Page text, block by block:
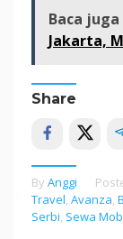
Baca juga
Jakarta,
Share
By Anggi
Travel, Avanza,
Serbi, Sewa